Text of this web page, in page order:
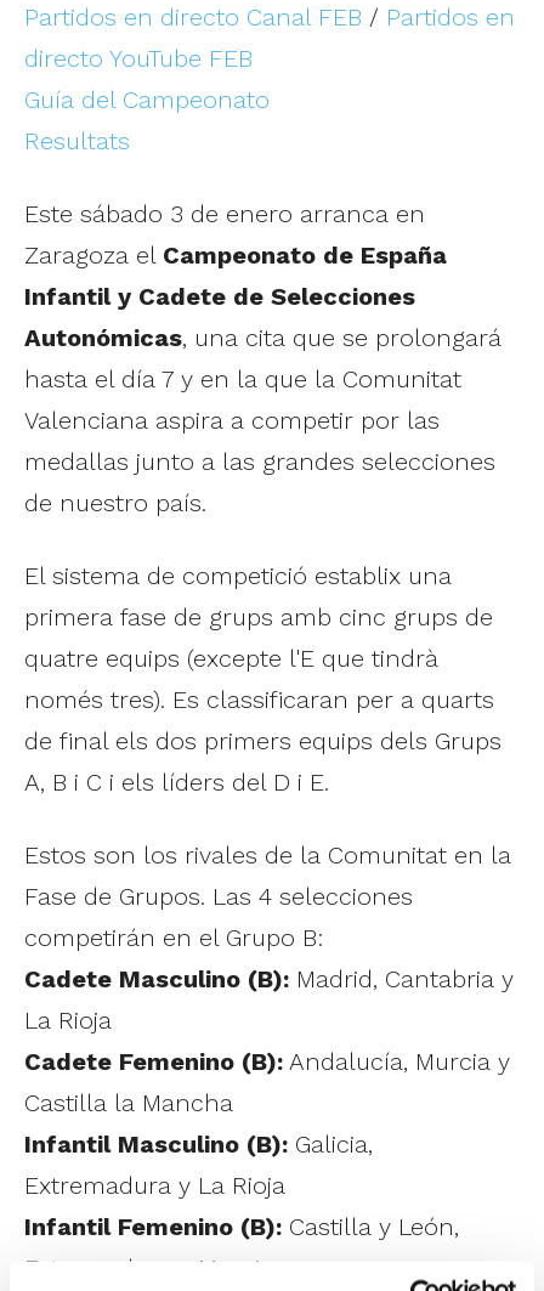
Partidos en directo Canal FEB / Partidos en
directo YouTube FEB
Guía del Campeonato
Resultats
Este sábado 3 de enero arranca en
Zaragoza el Campeonato de España
Infantil y Cadete de Selecciones
Autonómicas, una cita que se prolongará
hasta el día 7 y en la que la Comunitat
Valenciana aspira a competir por las
medallas junto a las grandes selecciones
de nuestro país.
El sistema de competició establix una
primera fase de grups amb cinc grups de
quatre equips (excepte l'E que tindrà
només tres). Es classificaran per a quarts
de final els dos primers equips dels Grups
A, B i C i els líders del D i E.
Estos son los rivales de la Comunitat en la
Fase de Grupos. Las 4 selecciones
competirán en el Grupo B:
Cadete Masculino (B): Madrid, Cantabria y
La Rioja
Cadete Femenino (B): Andalucía, Murcia y
Castilla la Mancha
Infantil Masculino (B): Galicia,
Extremadura y La Rioja
Infantil Femenino (B): Castilla y León,
Extremadura y Murcia